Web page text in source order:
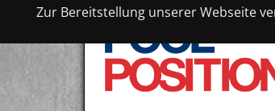
Zur Bereitstellung unserer Webseite